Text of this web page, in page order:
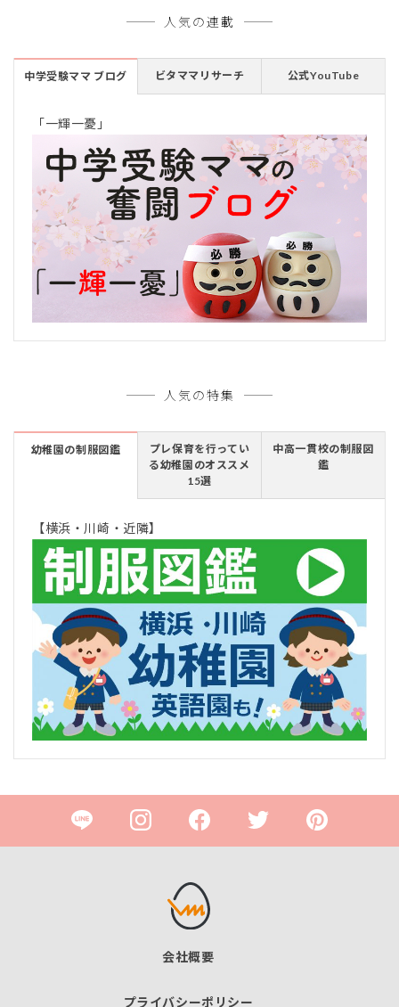
人気の連載
中学受験ママ ブログ ビタママリサーチ 公式YouTube
「一輝一憂」
人気の特集
幼稚園の制服図鑑
プレ保育を行ってい
る幼稚園のオススメ
15選
中高一貫校の制服図
鑑
【横浜・川崎・近隣】
会社概要
プライバシーポリシー